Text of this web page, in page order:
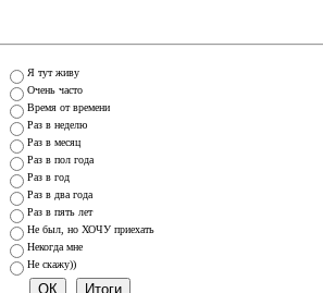
Я тут живу
Очень часто
Время от времени
Раз в неделю
Раз в месяц
Раз в пол года
Раз в год
Раз в два года
Раз в пять лет
Не был, но ХОЧУ приехать
Некогда мне
Не скажу))